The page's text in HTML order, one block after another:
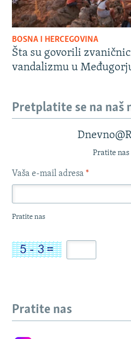
BOSNA I HERCEGOVINA
Šta su govorili
vandalizmu u
Pretplatite se na naš
Pratite nas
Vaša e-mail adresa *
Pratite nas
Pratite nas